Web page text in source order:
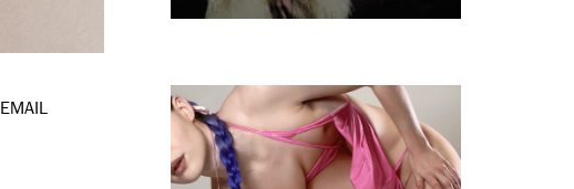
EMAIL